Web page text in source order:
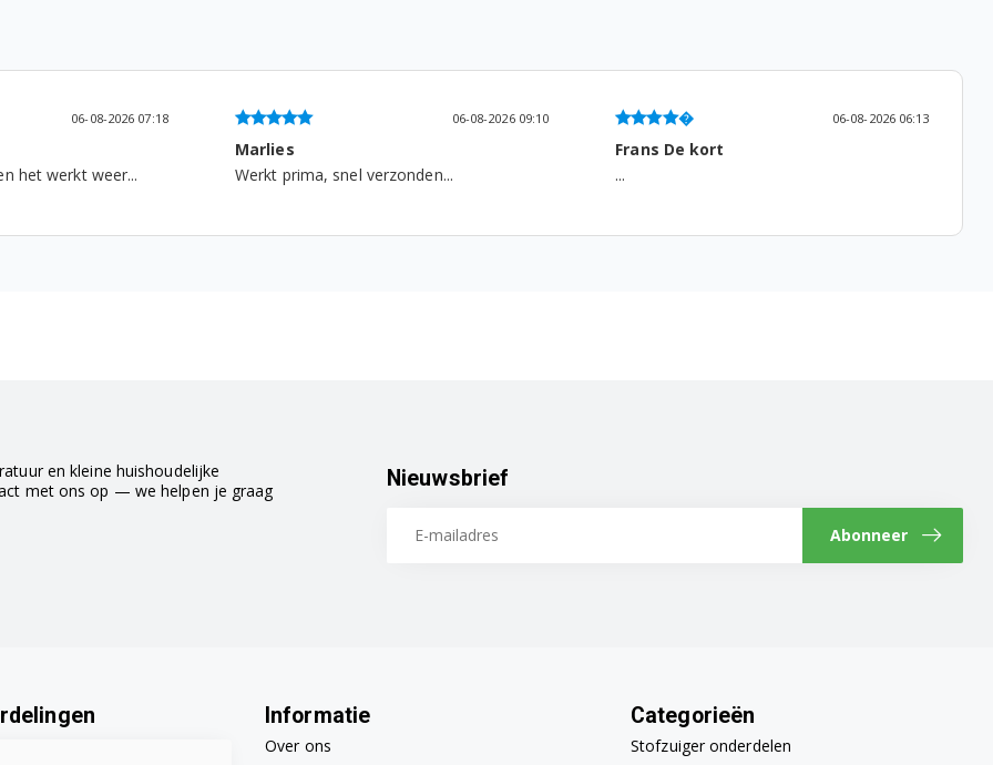
06-08-2026 09:10 06-08-2026 06:13
Frans De kort
...
05-08-2026 13:53
Gemma Roodenburg
...
en kleine huishoudelijke
met ons op — we helpen je graag
Nieuwsbrief
Abonneer
Informatie
Over ons
Categorieën
Stofzuiger onderdelen